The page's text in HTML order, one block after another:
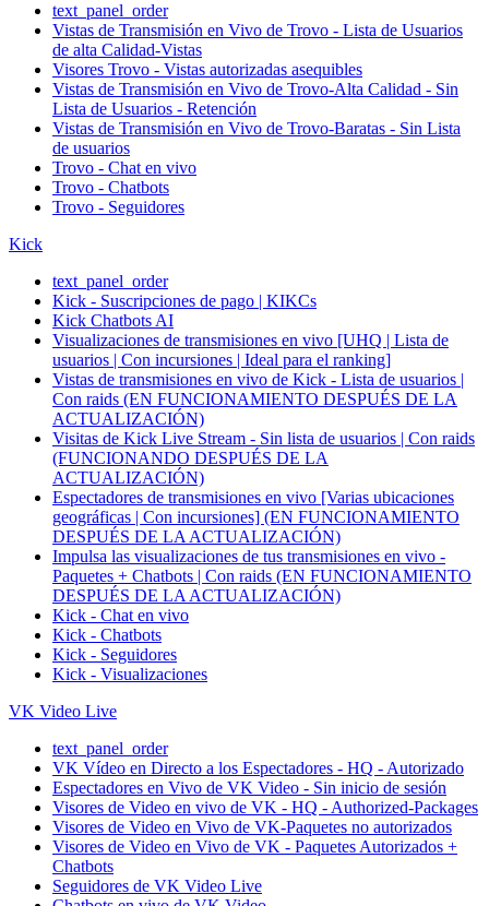
text_panel_order
Vistas de Transmisión en Vivo de Trovo - Lista de Usuarios
de alta Calidad-Vistas
Visores Trovo - Vistas autorizadas asequibles
Vistas de Transmisión en Vivo de Trovo-Alta Calidad - Sin
Lista de Usuarios - Retención
Vistas de Transmisión en Vivo de Trovo-Baratas - Sin Lista
de usuarios
Trovo - Chat en vivo
Trovo - Chatbots
Trovo - Seguidores
Kick
text_panel_order
Kick - Suscripciones de pago | KIKCs
Kick Chatbots AI
Visualizaciones de transmisiones en vivo [UHQ | Lista de
usuarios | Con incursiones | Ideal para el ranking]
Vistas de transmisiones en vivo de Kick - Lista de usuarios |
Con raids (EN FUNCIONAMIENTO DESPUÉS DE LA
ACTUALIZACIÓN)
Visitas de Kick Live Stream - Sin lista de usuarios | Con raids
(FUNCIONANDO DESPUÉS DE LA
ACTUALIZACIÓN)
Espectadores de transmisiones en vivo [Varias ubicaciones
geográficas | Con incursiones] (EN FUNCIONAMIENTO
DESPUÉS DE LA ACTUALIZACIÓN)
Impulsa las visualizaciones de tus transmisiones en vivo -
Paquetes + Chatbots | Con raids (EN FUNCIONAMIENTO
DESPUÉS DE LA ACTUALIZACIÓN)
Kick - Chat en vivo
Kick - Chatbots
Kick - Seguidores
Kick - Visualizaciones
VK Video Live
text_panel_order
VK Vídeo en Directo a los Espectadores - HQ - Autorizado
Espectadores en Vivo de VK Video - Sin inicio de sesión
Visores de Video en vivo de VK - HQ - Authorized-Packages
Visores de Video en Vivo de VK-Paquetes no autorizados
Visores de Video en Vivo de VK - Paquetes Autorizados +
Chatbots
Seguidores de VK Video Live